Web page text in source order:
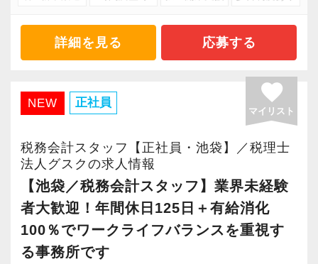
実践型インターンは成⻑性を重視していて、や
りがいを持てることとステップアップできるこ
将来会計事務所で活躍したい熱い想いのある
方、お待ちしています！
【実務型研修・教育制度充実！学生の間に、こ
れからの会計業界で生き残るために必要な専門
性を磨けます】
会計業界はいずれコンピューターやAIに取って
変わられる職業と言われています。
その中で生き残るためにできることはコンピュ
取得しました。
「職場環境改善宣言企業」と「経営労務診断実
い環境づくりを積極的に推進していきます。
長く安心して働ける環境を用意してお待ちして
ませんか？
【新宿の事務所はこんなオフィスです】
20代のスタッフが多数在籍しており、当社拠点
のなかでも一番明るく元気なオフィスです。
新宿三丁目駅直結で交通の便がよく、通勤しや
きます。
土日祝日などを絡めて観光して頂いても構いま
フリーアドレスを採用しているため、毎日違う
席にはバランスボールもあるので体幹を鍛えた
い方は自由に使ってもらってます。
ロボットができる仕事はロボットに作業を。と
いうことで、RPAを導入し、人間が行わなくて
良い業務はロボットが作業をするように進めて
いる最中です。
詳細を見る 応募する
NEW 正社員 favorite
マイリスト
税務会計スタッフ【正社員・池袋】／税理士
法人グスクの求人情報
【池袋／税務会計スタッフ】業界未経験
者大歓迎！年間休日125日＋有給消化
100％でワークライフバランスを重視す
る事務所です